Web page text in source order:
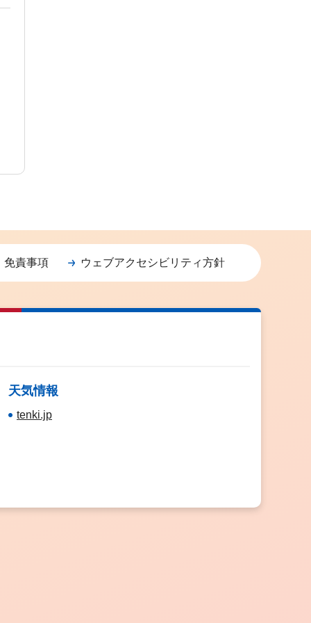
免責事項 ウェブアクセシビリティ方針
天気情報
tenki.jp